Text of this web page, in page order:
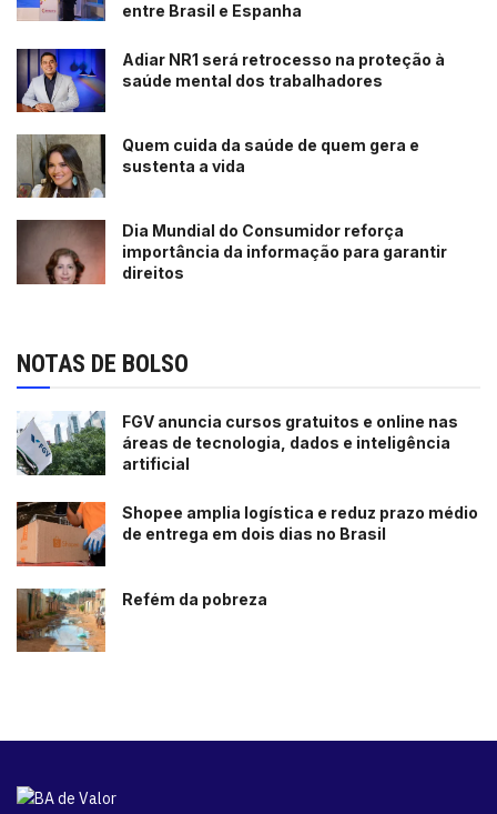
entre Brasil e Espanha
Adiar NR1 será retrocesso na proteção à
saúde mental dos trabalhadores
Quem cuida da saúde de quem gera e
sustenta a vida
Dia Mundial do Consumidor reforça
importância da informação para garantir
direitos
NOTAS DE BOLSO
FGV anuncia cursos gratuitos e online nas
áreas de tecnologia, dados e inteligência
artificial
Shopee amplia logística e reduz prazo médio
de entrega em dois dias no Brasil
Refém da pobreza